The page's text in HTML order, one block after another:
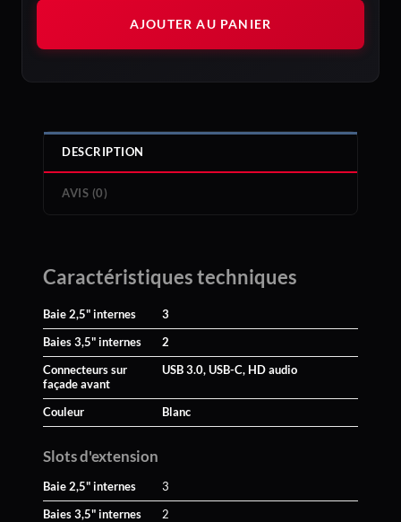
AJOUTER AU PANIER
DESCRIPTION
AVIS (0)
Caractéristiques techniques
Baie 2,5" internes 3
Baies 3,5" internes 2
Connecteurs sur
façade avant
USB 3.0, USB-C, HD audio
Couleur Blanc
Slots d'extension
Baie 2,5" internes 3
Baies 3,5" internes 2